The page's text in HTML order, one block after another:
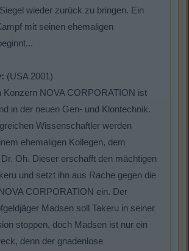
wieder zurück zu bringen. Ein
mit seinen ehemaligen
(USA 2001)
Konzern NOVA CORPORATION ist
in der neuen Gen- und Klontechnik.
Wissenschaftler werden
ehemaligen Kollegen, dem
Oh. Dieser erschafft den mächtigen
und setzt ihn aus Rache gegen die
CORPORATION ein. Der
Madsen soll Takeru in seiner
stoppen, doch Madsen ist nur ein
denn der gnadenlose